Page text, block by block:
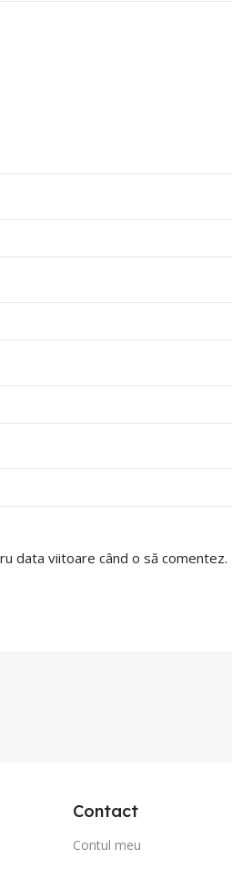
data viitoare când o să comentez.
Contact
Contul meu